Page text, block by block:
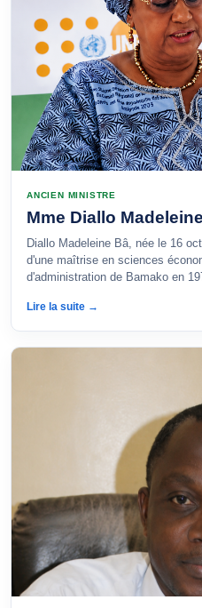
ANCIEN MINISTRE
Mme Diallo
Diallo Madeleine Bâ, née le 16
d'une maîtrise en sciences
d'administration de Bamako en
Lire la suite →